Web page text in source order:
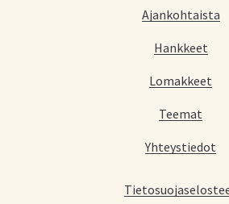
Ajankohtaista
Hankkeet
Lomakkeet
Teemat
Yhteystiedot